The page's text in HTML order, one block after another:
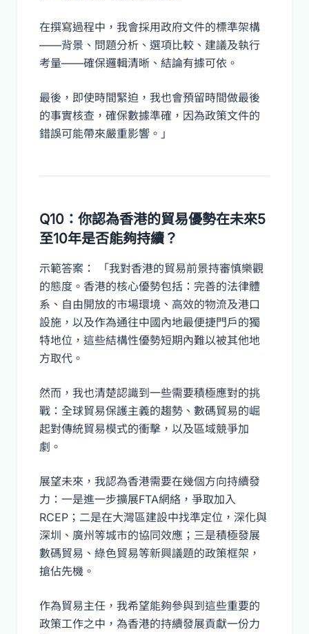
在撰寫過程中，我會採用政府文件的標準架構
——背景、問題分析、選項比較、建議及執行
考量——確保邏輯清晰、結論有據可依。
最後，即使時間緊迫，我也會預留時間做最後
的事實核查，確保數據準確，因為政策文件的
錯誤可能帶來嚴重影響。」
Q10：你認為香港的貿易優勢在未來5
至10年是否能夠持續？
示範答案： 「我對香港的貿易前景持審慎樂觀
的態度。香港的核心優勢包括：完善的法律體
系、自由開放的市場環境、高效的物流及港口
設施，以及作為通往中國內地最便捷門戶的獨
特地位，這些結構性優勢短期內難以被其他地
方取代。
然而，我也清楚認識到一些需要積極應對的挑
戰：全球貿易保護主義的趨勢、數碼貿易的崛
起對傳統貿易模式的衝擊，以及區域競爭加
劇。
展望未來，我認為香港需要在幾個方向持續發
力：一是進一步擴展FTA網絡，爭取加入
RCEP；二是在大灣區建設中找準定位，深化與
深圳、廣州等城市的協同效應；三是積極發展
數碼貿易、綠色貿易等新興議題的政策框架，
搶佔先機。
作為貿易主任，我希望能夠參與到這些重要的
政策工作之中，為香港的持續發展貢獻一份力